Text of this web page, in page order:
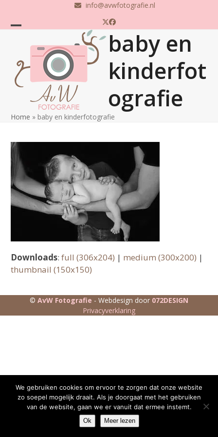
content
info@avwfotografie.nl
Twitter
Facebook
mobile
menu
mobile
menu
baby en
kinderfot
ografie
Home » baby en kinderfotografie
Downloads:full (306x204) | medium (300x200) |
thumbnail (150x150)
© AvW Fotografie - Webdesign door 072DESIGN
Privacyverklaring
We gebruiken cookies om ervoor te zorgen dat onze website
zo soepel mogelijk draait. Als je doorgaat met het gebruiken
van de website, gaan we er vanuit dat ermee instemt.
Ok Meer lezen